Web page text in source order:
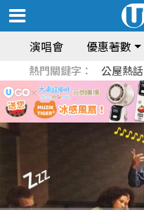
演唱會 優惠著數
熱門關鍵字： 公屋熱話